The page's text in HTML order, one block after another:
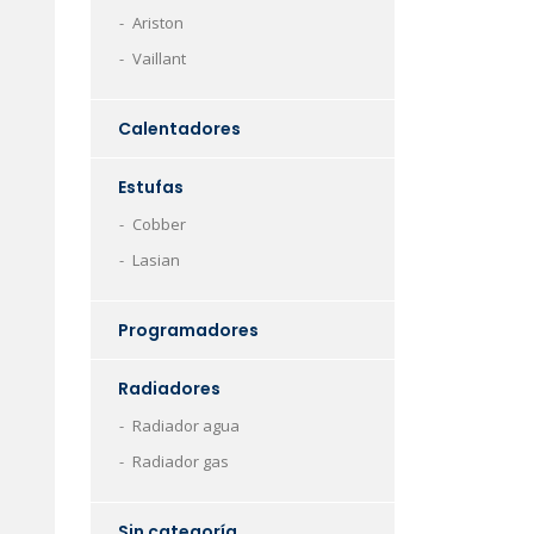
Ariston
Vaillant
Calentadores
Estufas
Cobber
Lasian
Programadores
Radiadores
Radiador agua
Radiador gas